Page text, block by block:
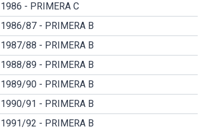
1986 - PRIMERA C
1986/87 - PRIMERA B
1987/88 - PRIMERA B
1988/89 - PRIMERA B
1989/90 - PRIMERA B
1990/91 - PRIMERA B
1991/92 - PRIMERA B